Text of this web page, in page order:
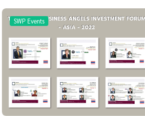
SWP Events